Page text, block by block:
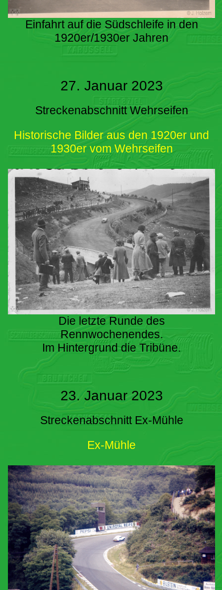
Einfahrt auf die Südschleife in den
1920er/1930er Jahren
27. Januar 2023
Streckenabschnitt Wehrseifen
Historische Bilder aus den 1920er und
1930er vom Wehrseifen
Die letzte Runde des
Rennwochenendes.
Im Hintergrund die Tribüne.
23. Januar 2023
Streckenabschnitt Ex-Mühle
Ex-Mühle